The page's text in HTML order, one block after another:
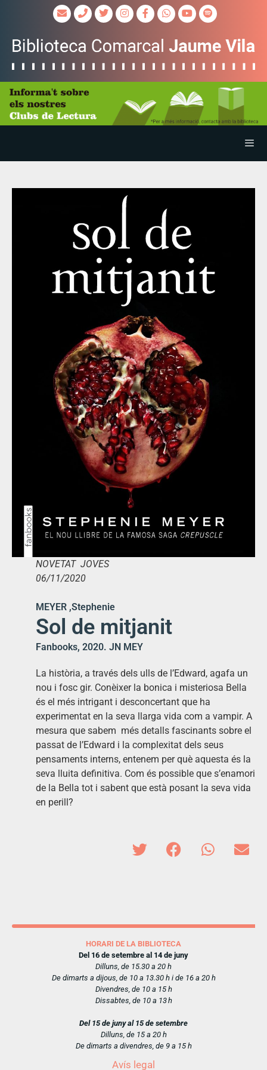
NOVETAT JOVES
06/11/2020
MEYER ,Stephenie
Sol de mitjanit
Fanbooks, 2020. JN MEY
La història, a través dels ulls de l’Edward, agafa un
nou i fosc gir. Conèixer la bonica i misteriosa Bella
és el més intrigant i desconcertant que ha
experimentat en la seva llarga vida com a vampir. A
mesura que sabem més detalls fascinants sobre el
passat de l’Edward i la complexitat dels seus
pensaments interns, entenem per què aquesta és la
seva lluita definitiva. Com és possible que s’enamori
de la Bella tot i sabent que està posant la seva vida
en perill?
HORARI DE LA BIBLIOTECA
Del 16 de setembre al 14 de juny
Dilluns, de 15.30 a 20 h
De dimarts a dijous, de 10 a 13.30 h i de 16 a 20 h
Divendres, de 10 a 15 h
Dissabtes, de 10 a 13 h
Del 15 de juny al 15 de setembre
Dilluns, de 15 a 20 h
De dimarts a divendres, de 9 a 15 h
Avís legal